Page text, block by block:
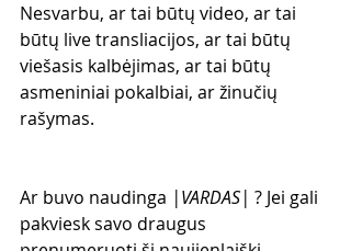
Nesvarbu, ar tai būtų video, ar tai
būtų live transliacijos, ar tai būtų
viešasis kalbėjimas, ar tai būtų
asmeniniai pokalbiai, ar žinučių
rašymas.
Ar buvo naudinga |VARDAS| ? Jei gali
pakviesk savo draugus